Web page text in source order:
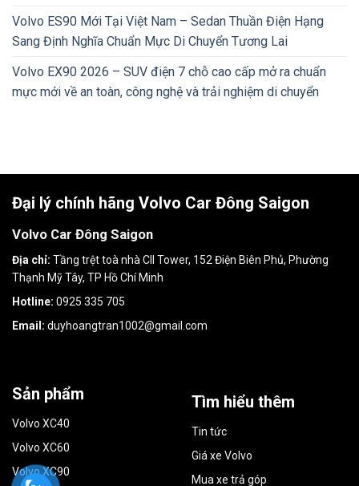
Volvo ES90 Mới Tại Việt Nam – Sedan Thuần Điện Hạng
Sang Định Nghĩa Chuẩn Mực Di Chuyển Tương Lai
Volvo EX90 2026 – SUV điện 7 chỗ cao cấp mở ra chuẩn
mực mới về an toàn, công nghệ và trải nghiệm di chuyển
Đại lý chính hãng Volvo Car Đông Saigon
Volvo Car Đông Saigon
Địa chỉ: Tầng trệt toà nhà CII Tower, 152 Điện Biên Phủ, Phường
Thạnh Mỹ Tây, TP Hồ Chí Minh
Hotline: 0925 335 705
Email: duyhoangtran1002@gmail.com
Sản phẩm
Volvo XC40
Volvo XC60
Volvo XC90
Tìm hiểu thêm
Tin tức
Giá xe Volvo
Mua xe trả góp